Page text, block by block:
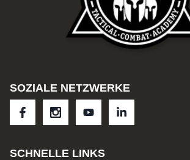
SOZIALE NETZWERKE
SCHNELLE LINKS